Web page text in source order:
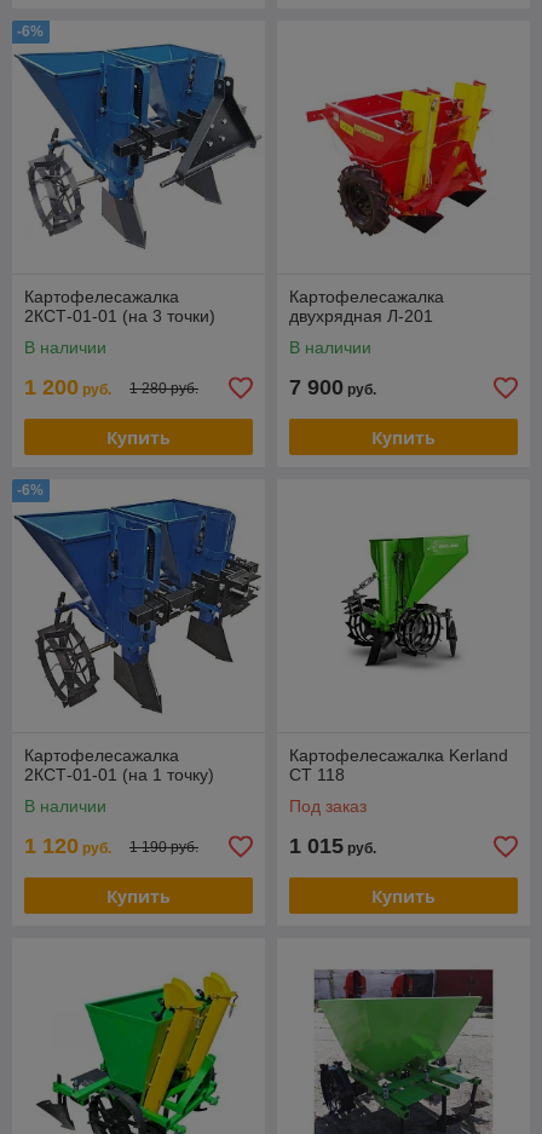
-6%
Картофелесажалка
2КСТ-01-01 (на 3 точки)
В наличии
1 200 руб. 1 280 руб.
Купить
Картофелесажалка
двухрядная Л-201
В наличии
7 900 руб.
Купить
-6%
Картофелесажалка
2КСТ-01-01 (на 1 точку)
В наличии
1 120 руб. 1 190 руб.
Купить
Картофелесажалка Kerland
СТ 118
Под заказ
1 015 руб.
Купить